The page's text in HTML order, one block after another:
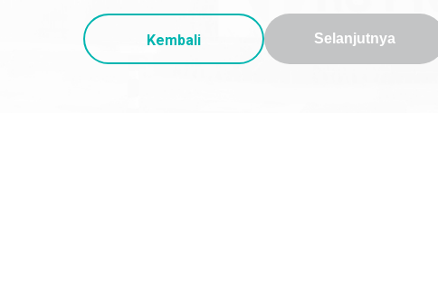
Kembali